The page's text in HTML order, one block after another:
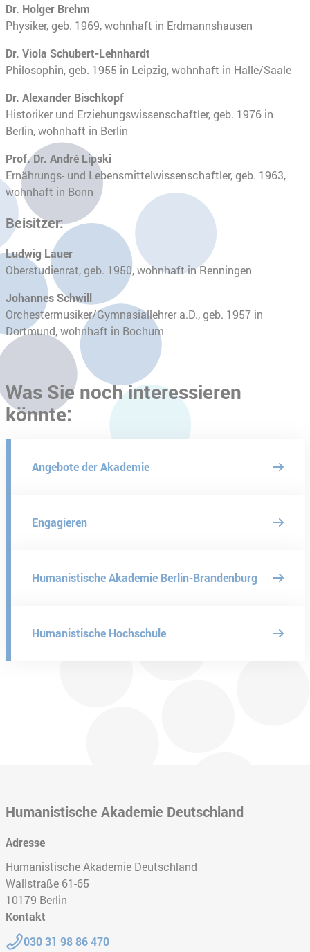
Dr. Holger Brehm
Physiker, geb. 1969, wohnhaft in Erdmannshausen
Dr. Viola Schubert-Lehnhardt
Philosophin, geb. 1955 in Leipzig, wohnhaft in Halle/Saale
Dr. Alexander Bischkopf
Historiker und Erziehungswissenschaftler, geb. 1976 in
Berlin, wohnhaft in Berlin
Prof. Dr. André Lipski
Ernährungs- und Lebensmittelwissenschaftler, geb. 1963,
wohnhaft in Bonn
Beisitzer:
Ludwig Lauer
Oberstudienrat, geb. 1950, wohnhaft in Renningen
Johannes Schwill
Orchestermusiker/Gymnasiallehrer a.D., geb. 1957 in
Dortmund, wohnhaft in Bochum
Was Sie noch interessieren
könnte:
Angebote der Akademie
Engagieren
Humanistische Akademie Berlin-Brandenburg
Humanistische Hochschule
Humanistische Akademie Deutschland
Adresse
Humanistische Akademie Deutschland
Wallstraße 61-65
10179 Berlin
Kontakt
Telefon:
030 31 98 86 470